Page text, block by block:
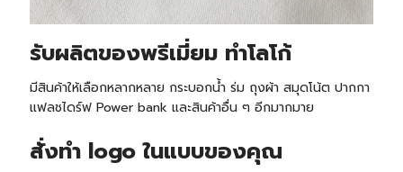
รับผลิตของพรีเมี่ยม ทำโลโก้
มีสินค้าให้เลือกหลากหลาย กระบอกน้ำ ร่ม ถุงผ้า สมุดโน้ต ปากกา
แฟลชไดร์ฟ Power bank และสินค้าอื่น ๆ อีกมากมาย
สั่งทำ logo ในแบบของคุณ